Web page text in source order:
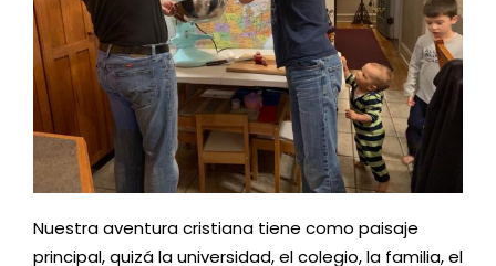
Nuestra aventura cristiana tiene como paisaje
principal, quizá la universidad, el colegio, la familia, el